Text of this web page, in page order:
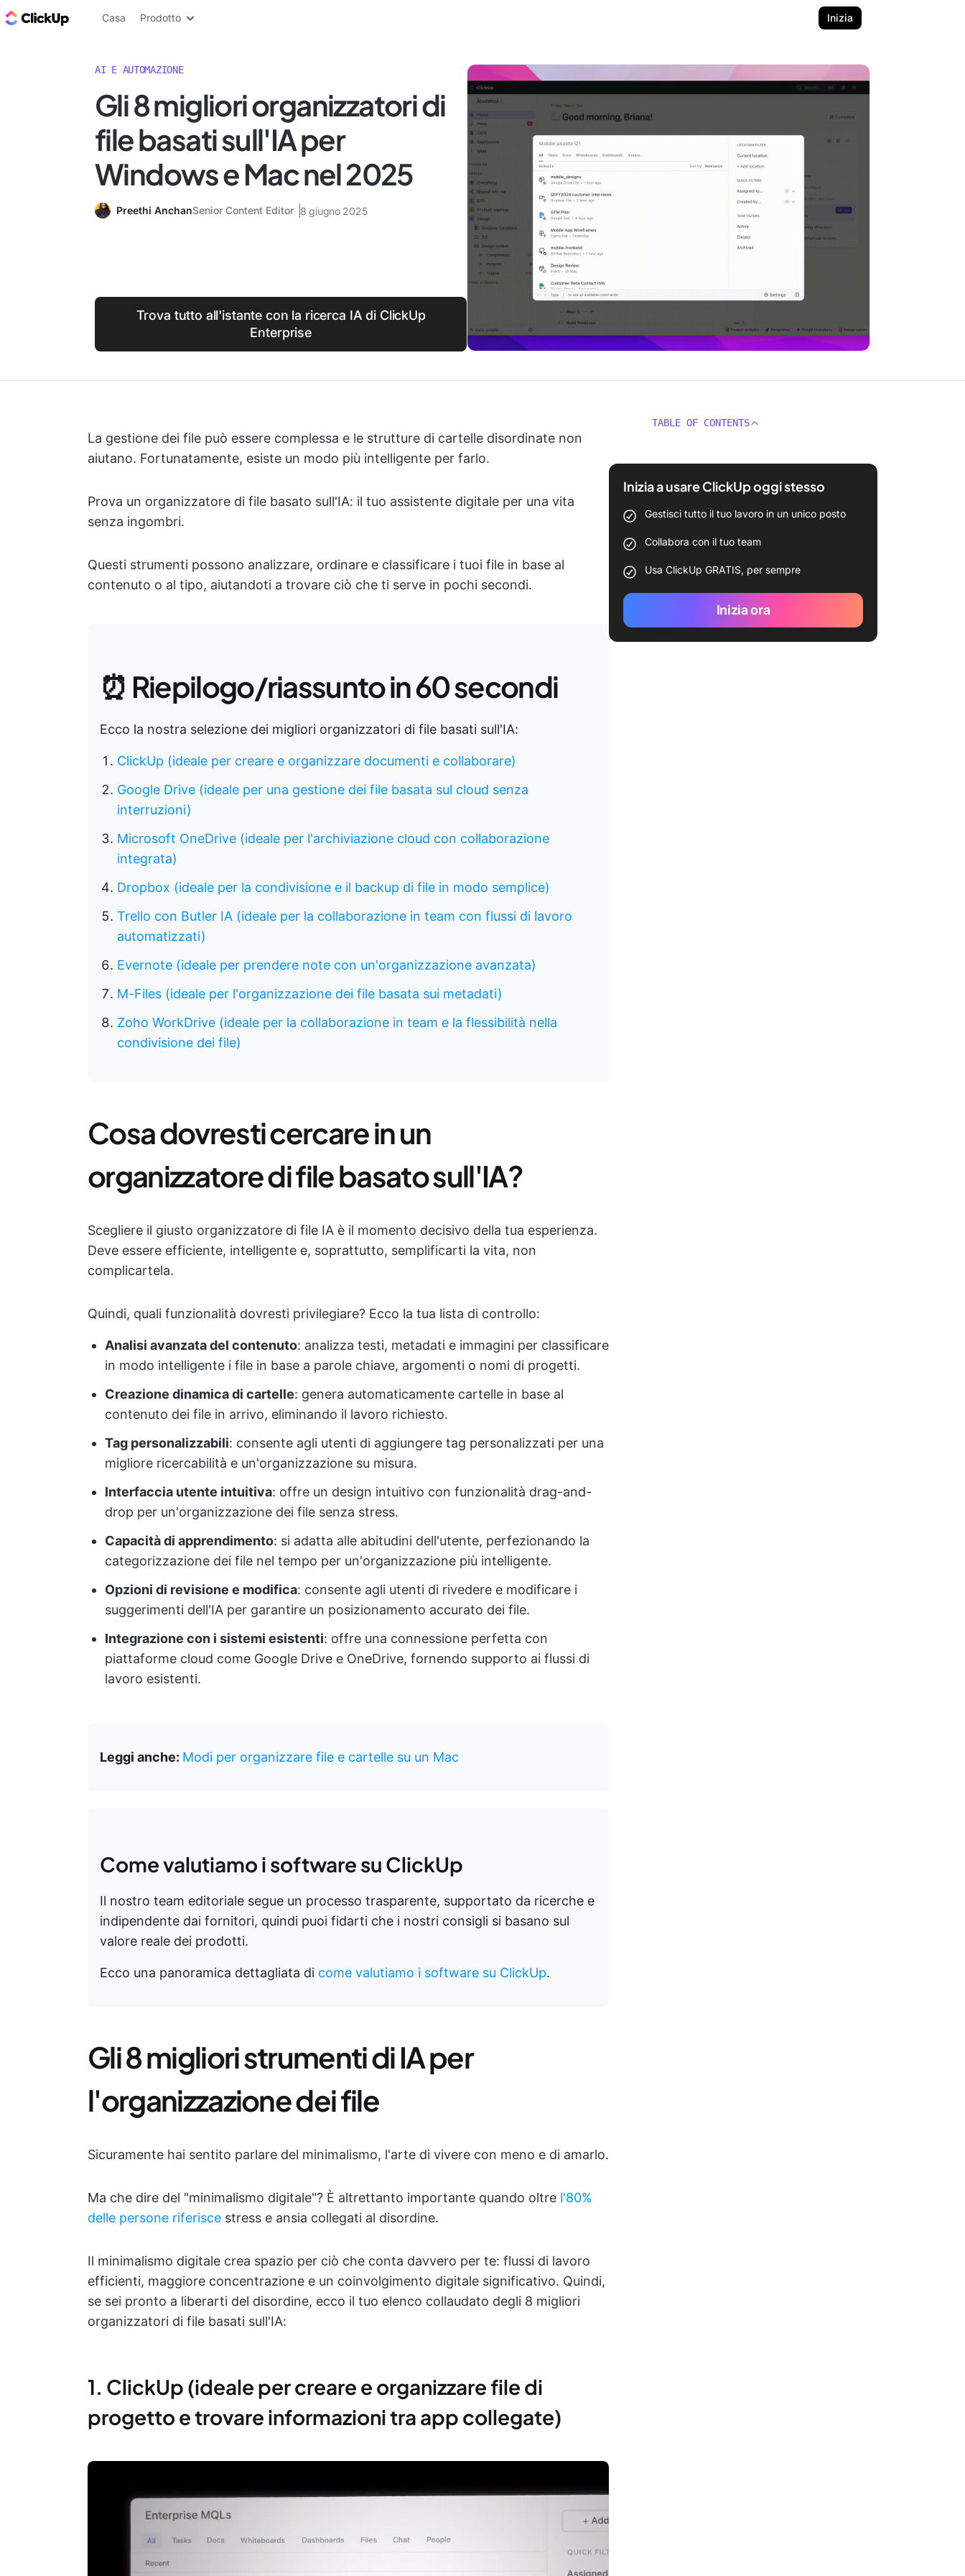
Blog di ClickUp
Casa Prodotto Inizia
AI E AUTOMAZIONE
Gli 8 migliori organizzatori di
file basati sull'IA per
Windows e Mac nel 2025
Preethi AnchanSenior Content Editor 8 giugno 2025
Trova tutto all'istante con la ricerca IA di ClickUp
Enterprise
La gestione dei file può essere complessa e le strutture di cartelle disordinate non
aiutano. Fortunatamente, esiste un modo più intelligente per farlo.
Prova un organizzatore di file basato sull'IA: il tuo assistente digitale per una vita
senza ingombri.
Questi strumenti possono analizzare, ordinare e classificare i tuoi file in base al
contenuto o al tipo, aiutandoti a trovare ciò che ti serve in pochi secondi.
⏰ Riepilogo/riassunto in 60 secondi
Ecco la nostra selezione dei migliori organizzatori di file basati sull'IA:
ClickUp (ideale per creare e organizzare documenti e collaborare)
Google Drive (ideale per una gestione dei file basata sul cloud senza
interruzioni)
Microsoft OneDrive (ideale per l'archiviazione cloud con collaborazione
integrata)
Dropbox (ideale per la condivisione e il backup di file in modo semplice)
Trello con Butler IA (ideale per la collaborazione in team con flussi di lavoro
automatizzati)
Evernote (ideale per prendere note con un'organizzazione avanzata)
M-Files (ideale per l'organizzazione dei file basata sui metadati)
Zoho WorkDrive (ideale per la collaborazione in team e la flessibilità nella
condivisione dei file)
Cosa dovresti cercare in un
organizzatore di file basato sull'IA?
Scegliere il giusto organizzatore di file IA è il momento decisivo della tua esperienza.
Deve essere efficiente, intelligente e, soprattutto, semplificarti la vita, non
complicartela.
Quindi, quali funzionalità dovresti privilegiare? Ecco la tua lista di controllo:
Analisi avanzata del contenuto: analizza testi, metadati e immagini per classificare
in modo intelligente i file in base a parole chiave, argomenti o nomi di progetti.
Creazione dinamica di cartelle: genera automaticamente cartelle in base al
contenuto dei file in arrivo, eliminando il lavoro richiesto.
Tag personalizzabili: consente agli utenti di aggiungere tag personalizzati per una
migliore ricercabilità e un'organizzazione su misura.
Interfaccia utente intuitiva: offre un design intuitivo con funzionalità drag-and-
drop per un'organizzazione dei file senza stress.
Capacità di apprendimento: si adatta alle abitudini dell'utente, perfezionando la
categorizzazione dei file nel tempo per un'organizzazione più intelligente.
Opzioni di revisione e modifica: consente agli utenti di rivedere e modificare i
suggerimenti dell'IA per garantire un posizionamento accurato dei file.
Integrazione con i sistemi esistenti: offre una connessione perfetta con
piattaforme cloud come Google Drive e OneDrive, fornendo supporto ai flussi di
lavoro esistenti.
Leggi anche: Modi per organizzare file e cartelle su un Mac
Come valutiamo i software su ClickUp
Il nostro team editoriale segue un processo trasparente, supportato da ricerche e
indipendente dai fornitori, quindi puoi fidarti che i nostri consigli si basano sul
valore reale dei prodotti.
Ecco una panoramica dettagliata di come valutiamo i software su ClickUp.
Gli 8 migliori strumenti di IA per
l'organizzazione dei file
Sicuramente hai sentito parlare del minimalismo, l'arte di vivere con meno e di amarlo.
Ma che dire del "minimalismo digitale"? È altrettanto importante quando oltre l'80%
delle persone riferisce stress e ansia collegati al disordine.
Il minimalismo digitale crea spazio per ciò che conta davvero per te: flussi di lavoro
efficienti, maggiore concentrazione e un coinvolgimento digitale significativo. Quindi,
se sei pronto a liberarti del disordine, ecco il tuo elenco collaudato degli 8 migliori
organizzatori di file basati sull'IA:
1. ClickUp (ideale per creare e organizzare file di
progetto e trovare informazioni tra app collegate)
TABLE OF CONTENTS
Inizia a usare ClickUp oggi stesso
Gestisci tutto il tuo lavoro in un unico posto
Collabora con il tuo team
Usa ClickUp GRATIS, per sempre
Inizia ora